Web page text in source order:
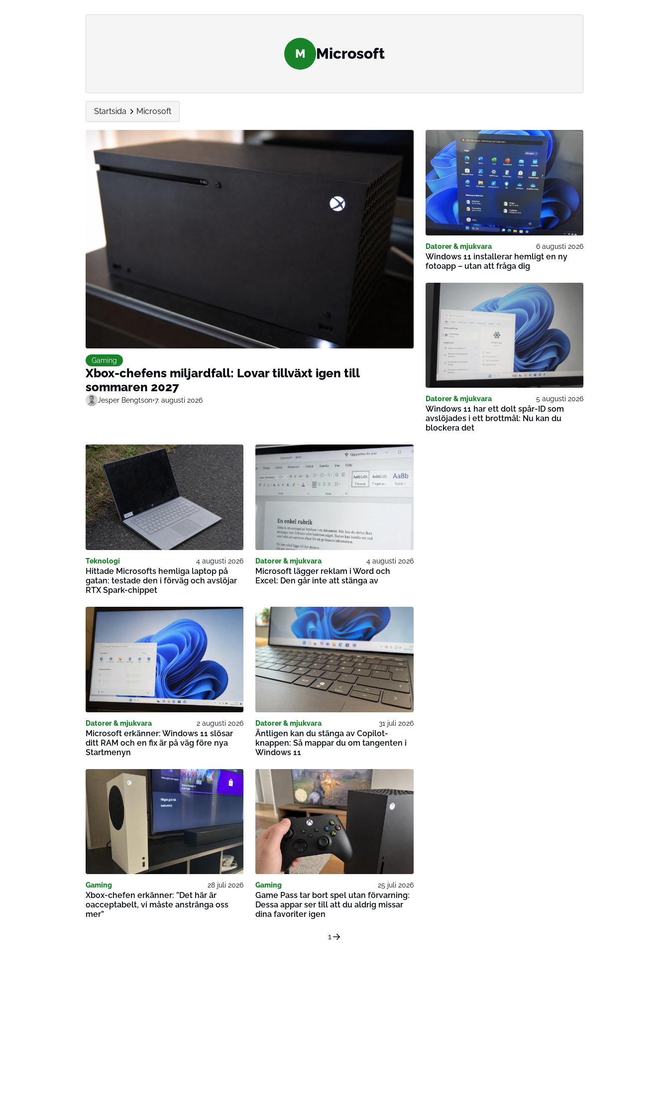
M Microsoft
Startsida Microsoft
Gaming
Xbox-chefens miljardfall: Lovar tillväxt igen till
sommaren 2027
Jesper Bengtson•7. augusti 2026
Datorer & mjukvara 6 augusti 2026
Windows 11 installerar hemligt en ny
fotoapp – utan att fråga dig
Datorer & mjukvara 5 augusti 2026
Windows 11 har ett dolt spår-ID som
avslöjades i ett brottmål: Nu kan du
blockera det
Teknologi 4 augusti 2026
Hittade Microsofts hemliga laptop på
gatan: testade den i förväg och avslöjar
RTX Spark-chippet
Datorer & mjukvara 4 augusti 2026
Microsoft lägger reklam i Word och
Excel: Den går inte att stänga av
Datorer & mjukvara 2 augusti 2026
Microsoft erkänner: Windows 11 slösar
ditt RAM och en fix är på väg före nya
Startmenyn
Datorer & mjukvara 31 juli 2026
Äntligen kan du stänga av Copilot-
knappen: Så mappar du om tangenten i
Windows 11
Gaming 28 juli 2026
Xbox-chefen erkänner: ”Det här är
oacceptabelt, vi måste anstränga oss
mer”
Gaming 25 juli 2026
Game Pass tar bort spel utan förvarning:
Dessa appar ser till att du aldrig missar
dina favoriter igen
1